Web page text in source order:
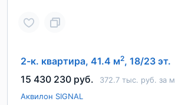
2-к. квартира, 41.4 м2, 18/23 эт.
15 430 230 руб.
372.7 тыс. руб. за м
Аквилон SIGNAL